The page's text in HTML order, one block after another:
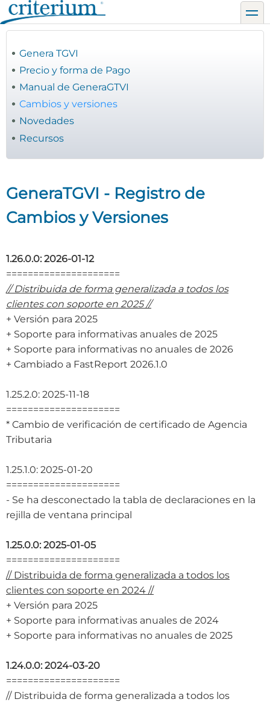
Pasar
al
principal
Genera TGVI
Precio y forma de Pago
Manual de GeneraGTVI
Cambios y versiones
Novedades
Recursos
GeneraTGVI - Registro de
Cambios y Versiones
1.26.0.0: 2026-01-12
=====================
// Distribuida de forma generalizada a todos los
clientes con soporte en 2025 //
+ Versión para 2025
+ Soporte para informativas anuales de 2025
+ Soporte para informativas no anuales de 2026
+ Cambiado a FastReport 2026.1.0
1.25.2.0: 2025-11-18
=====================
* Cambio de verificación de certificado de Agencia
Tributaria
1.25.1.0: 2025-01-20
=====================
- Se ha desconectado la tabla de declaraciones en la
rejilla de ventana principal
1.25.0.0: 2025-01-05
=====================
// Distribuida de forma generalizada a todos los
clientes con soporte en 2024 //
+ Versión para 2025
+ Soporte para informativas anuales de 2024
+ Soporte para informativas no anuales de 2025
1.24.0.0: 2024-03-20
=====================
// Distribuida de forma generalizada a todos los